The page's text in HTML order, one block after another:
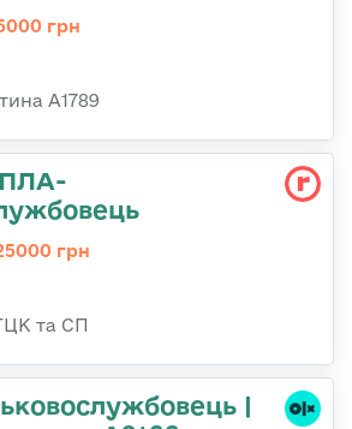
грн
А1789
грн
та СП
|